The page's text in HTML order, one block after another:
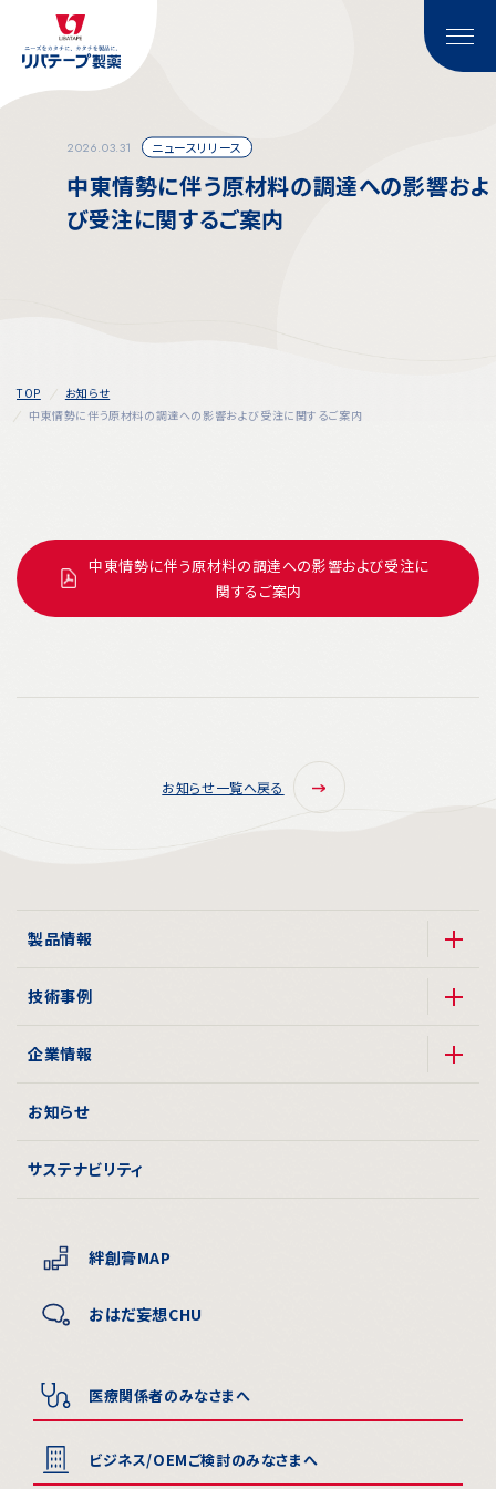
2026.03.31 ニュースリリース
中東情勢に伴う原材料の調達への影響およ
び受注に関するご案内
TOP
お知らせ
中東情勢に伴う原材料の調達への影響および受注に関するご案内
中東情勢に伴う原材料の調達への影響および受注に
関するご案内
お知らせ一覧へ戻る
製品情報
技術事例
企業情報
お知らせ
サステナビリティ
絆創膏MAP
おはだ妄想CHU
医療関係者のみなさまへ
ビジネス/OEMご検討のみなさまへ